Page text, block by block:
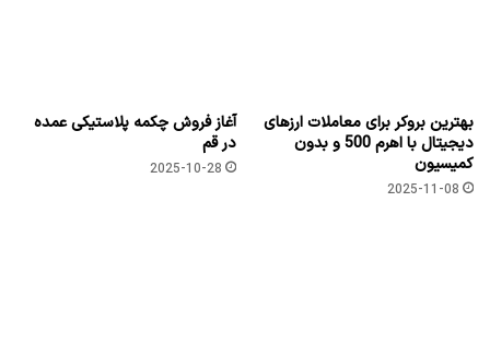
بهترین بروکر برای معاملات ارزهای
دیجیتال با اهرم 500 و بدون
کمیسیون
2025-11-08
آغاز فروش چکمه پلاستیکی عمده
در قم
2025-10-28